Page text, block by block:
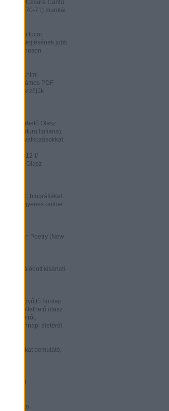
(1863), Cesare Cantù
(1870-71) munkái.
több tucat
nyelv kiejtésének jobb
ingyenesen
index.html
oldal, számos PDF
és szerzőjük
hozzáférhető Olasz
Letteratura Italiana),
hiperhivatkozásokkal.
2012-i/
Olasz
műveket, biográfiákat,
ingyenes online
of Italian Poetry (New
kísérleti
egybegyűjtő honlap.
fellelhető olasz
könyveiről,
mindennapi életéről.
bemutató,
oldal.
változata.